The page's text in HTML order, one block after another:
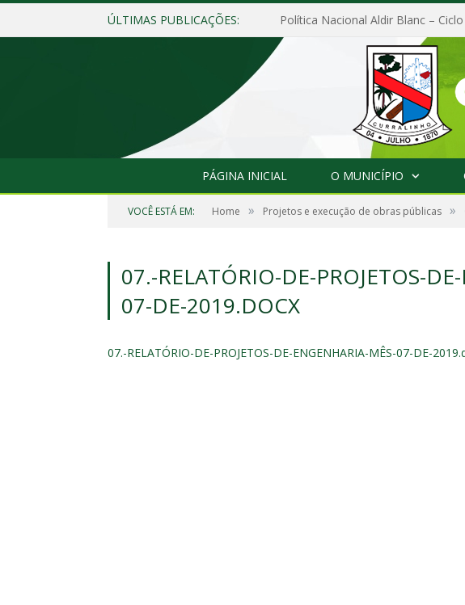
ÚLTIMAS PUBLICAÇÕES: Política Nacional Aldir Blanc –
PÁGINA INICIAL O MUNICÍPIO
VOCÊ ESTÁ EM: Home » Projetos e execução de obras públicas »
07.-RELATÓRIO-DE-PROJETOS-
07-DE-2019.DOCX
07.-RELATÓRIO-DE-PROJETOS-DE-ENGENHARIA-MÊS-07-DE-